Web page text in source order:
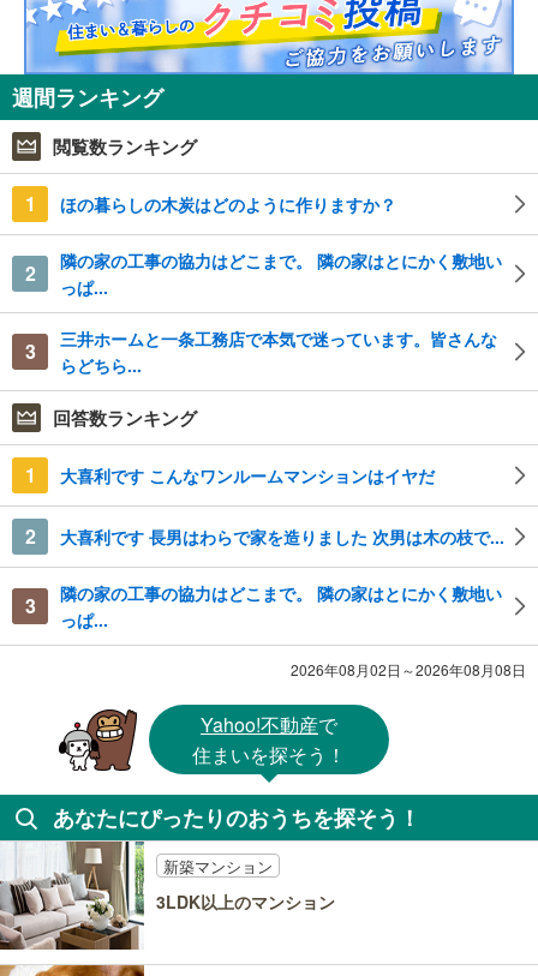
週間ランキング
閲覧数ランキング
1 ほの暮らしの木炭はどのように作りますか？
2
隣の家の工事の協力はどこまで。 隣の家はとにかく敷地い
っぱ...
3
三井ホームと一条工務店で本気で迷っています。皆さんな
らどちら...
回答数ランキング
1 大喜利です こんなワンルームマンションはイヤだ
2 大喜利です 長男はわらで家を造りました 次男は木の枝で...
3
隣の家の工事の協力はどこまで。 隣の家はとにかく敷地い
っぱ...
2026年08月02日～2026年08月08日
Yahoo!不動産で
住まいを探そう！
あなたにぴったりのおうちを探そう！
新築マンション
3LDK以上のマンション